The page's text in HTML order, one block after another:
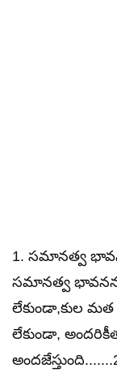
1. సమానత్వ
సమానత్వ
లేకుండా,కుల మత
లేకుండా,